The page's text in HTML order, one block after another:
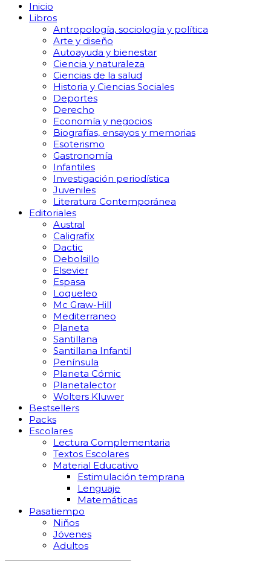
Inicio
Libros
Antropología, sociología y política
Arte y diseño
Autoayuda y bienestar
Ciencia y naturaleza
Ciencias de la salud
Historia y Ciencias Sociales
Deportes
Derecho
Economía y negocios
Biografías, ensayos y memorias
Esoterismo
Gastronomía
Infantiles
Investigación periodística
Juveniles
Literatura Contemporánea
Editoriales
Austral
Caligrafix
Dactic
Debolsillo
Elsevier
Espasa
Loqueleo
Mc Graw-Hill
Mediterraneo
Planeta
Santillana
Santillana Infantil
Península
Planeta Cómic
Planetalector
Wolters Kluwer
Bestsellers
Packs
Escolares
Lectura Complementaria
Textos Escolares
Material Educativo
Estimulación temprana
Lenguaje
Matemáticas
Pasatiempo
Niños
Jóvenes
Adultos